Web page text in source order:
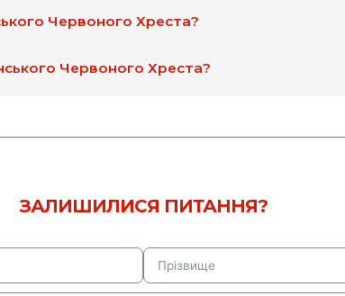
Червоного Хреста?
Червоного Хреста?
ЗАЛИШИЛИСЯ ПИТАННЯ?